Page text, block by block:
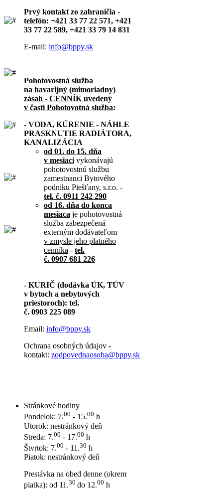
Prvý kontakt zo zahraničia -
telefón: +421 33 77 22 571, +421
33 77 22 589, +421 33 79 14 831
E-mail: info@bppy.sk
Pohotovostná služba
na havarijný (mimoriadny)
zásah - CENNÍK uvedený
v časti Pohotovotná služba:
- VODA, KÚRENIE - NÁHLE
PRASKNUTIE RADIÁTORA,
KANALIZÁCIA
od 01. do 15. dňa
v mesiaci vykonávajú
pohotovostnú službu
zamestnanci Bytového
podniku Piešťany, s.r.o. -
tel. č. 0911 242 290
od 16. dňa do konca
mesiaca je pohotovostná
služba zabezpečená
externým dodávateľom
v zmysle jeho platného
cenníka - tel.
č. 0907 681 226
- KURIČ (dodávka ÚK, TÚV
v bytoch a nebytových
priestoroch): tel.
č. 0903 225 089
Email: info@bppy.sk
Ochrana osobných údajov -
kontakt: zodpovednaosoba@bppy.sk
Stránkové hodiny
Pondelok: 7.00 - 15.00 h
Utorok: nestránkový deň
Streda: 7.00 - 17.00 h
Štvrtok: 7.00 - 11.30 h
Piatok: nestránkový deň
Prestávka na obed denne (okrem
piatka): od 11.30 do 12.00 h